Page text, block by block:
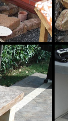
Valex Parquet
La naturale proprietà
costante intorno ai
Vedi Scheda